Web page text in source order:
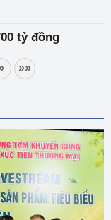
tỷ đồng
»»